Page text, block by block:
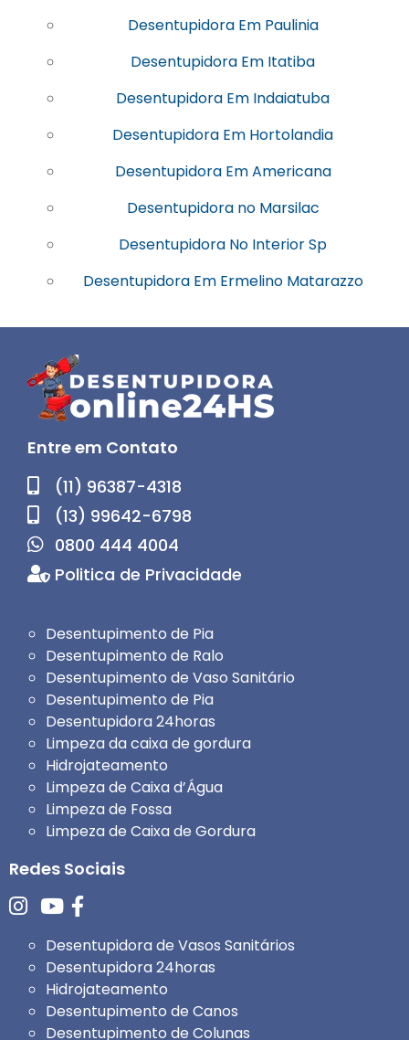
Desentupidora Em Paulinia
Desentupidora Em Itatiba
Desentupidora Em Indaiatuba
Desentupidora Em Hortolandia
Desentupidora Em Americana
Desentupidora no Marsilac
Desentupidora No Interior Sp
Desentupidora Em Ermelino Matarazzo
Entre em Contato
(11) 96387-4318
(13) 99642-6798
0800 444 4004
Politica de Privacidade
Desentupimento de Pia
Desentupimento de Ralo
Desentupimento de Vaso Sanitário
Desentupimento de Pia
Desentupidora 24horas
Limpeza da caixa de gordura
Hidrojateamento
Limpeza de Caixa d’Água
Limpeza de Fossa
Limpeza de Caixa de Gordura
Redes Sociais
Desentupidora de Vasos Sanitários
Desentupidora 24horas
Hidrojateamento
Desentupimento de Canos
Desentupimento de Colunas